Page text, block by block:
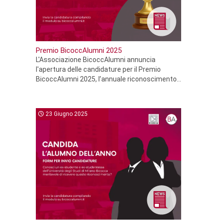
Premio BicoccAlumni 2025
L'Associazione BicoccAlumni annuncia
l'apertura delle candidature per il Premio
BicoccAlumni 2025, l’annuale riconoscimento...
23 Giugno 2025